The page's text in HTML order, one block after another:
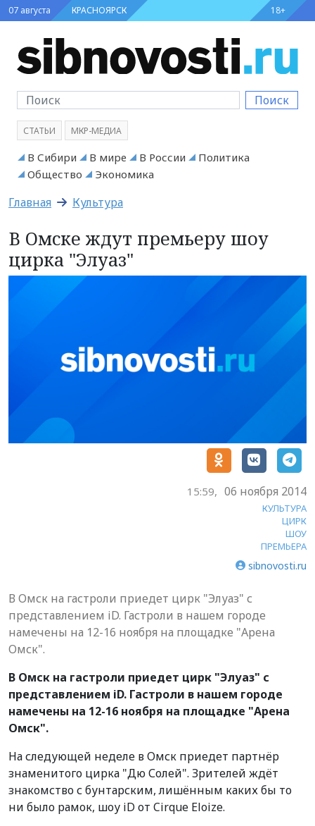
07 августа КРАСНОЯРСК 18+
Поиск
СТАТЬИ МКР-МЕДИА
В Сибири В мире В России
Политика
Общество
Экономика
Главная Культура
В Омске ждут премьеру шоу
цирка "Элуаз"
15:59, 06 ноября 2014
КУЛЬТУРА
ЦИРК
ШОУ
ПРЕМЬЕРА
sibnovosti.ru
В Омск на гастроли приедет цирк "Элуаз" с
представлением iD. Гастроли в нашем городе
намечены на 12-16 ноября на площадке "Арена
Омск".
В Омск на гастроли приедет цирк "Элуаз" с
представлением iD. Гастроли в нашем городе
намечены на 12-16 ноября на площадке "Арена
Омск".
На следующей неделе в Омск приедет партнёр
знаменитого цирка "Дю Солей". Зрителей ждёт
знакомство с бунтарским, лишённым каких бы то
ни было рамок, шоу iD от Cirque Eloize.